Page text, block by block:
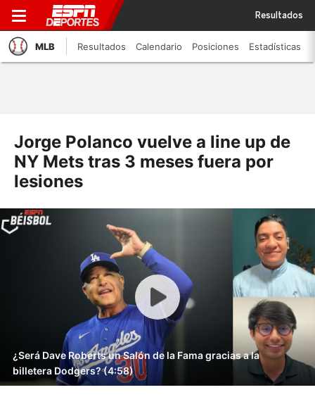
Resultados
MLB Resultados Calendario Posiciones Estadísticas
Jorge Polanco vuelve a line up de
NY Mets tras 3 meses fuera por
lesiones
¿Será Dave Roberts un Salón de la Fama gracias a la
billetera Dodgers? (4:58)